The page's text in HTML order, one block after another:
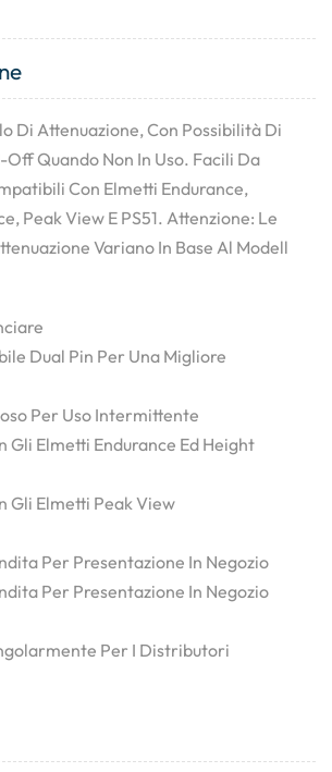
Di Attenuazione, Con Possibilità Di
Off Quando Non In Uso. Facili Da
Con Elmetti Endurance,
Peak View E PS51. Attenzione: Le
Variano In Base Al Modell
Dual Pin Per Una Migliore
Per Uso Intermittente
Gli Elmetti Endurance Ed Height
Gli Elmetti Peak View
Per Presentazione In Negozio
Per Presentazione In Negozio
Per I Distributori